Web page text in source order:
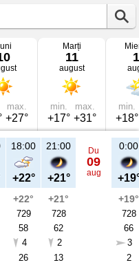
max.
+27°
Marți
11
august
min.
+17°
max.
+31°
min.
+18°
18:00
+22°
+22°
729
58
4
26
21:00
+21°
+21°
728
62
2
13
Du
09
aug
0:00
+19°
728
66
3
2